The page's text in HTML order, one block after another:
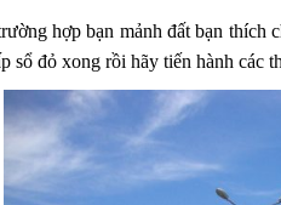
hợp bạn mảnh đất bạn thích
sổ đỏ xong rồi hãy tiến hành các